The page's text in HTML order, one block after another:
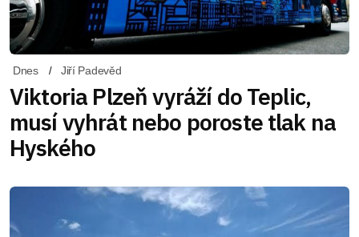
Dnes Jiří Padevěd
Viktoria Plzeň vyráží do Teplic,
musí vyhrát nebo poroste tlak na
Hyského